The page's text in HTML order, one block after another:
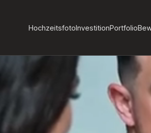
HochzeitsfotoInvestitionPortfolio